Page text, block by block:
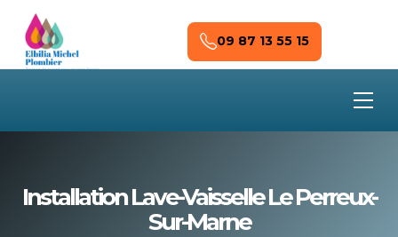
Skip to main content
09 87 13 55 15
Installation Lave-Vaisselle Le Perreux-
Sur-Marne